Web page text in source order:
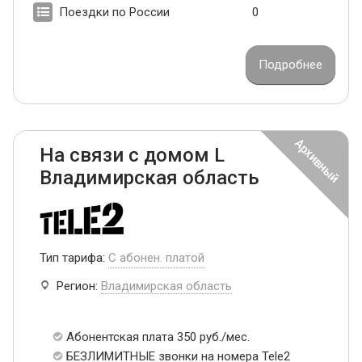
Поездки по России 0
Подробнее
На связи с домом L
Владимирская область
Тип тарифа: С абонен. платой
Регион: Владимирская область
Абонентская плата 350 руб./мес.
БЕЗЛИМИТНЫЕ звонки на номера Tele2